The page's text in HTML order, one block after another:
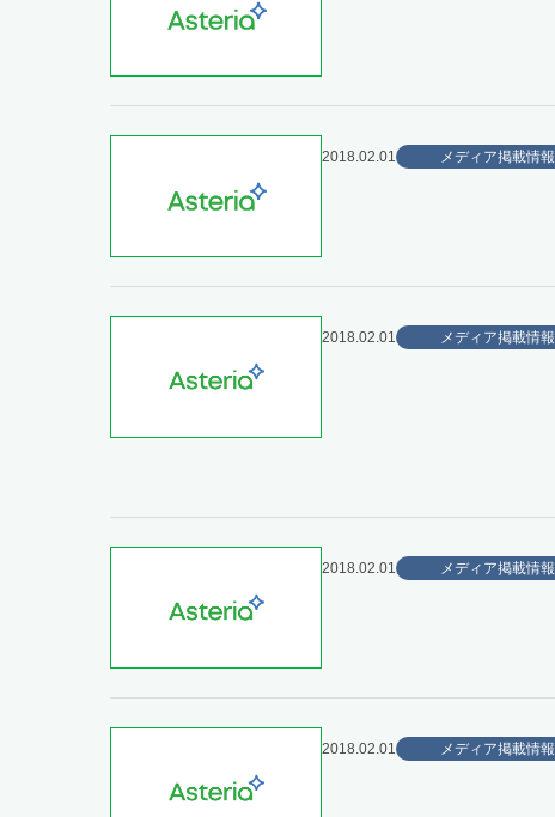
2018.02.01 メディア掲載情報
2018.02.01 メディア掲載情報
2018.02.01 メディア掲載情報
2018.02.01 メディア掲載情報